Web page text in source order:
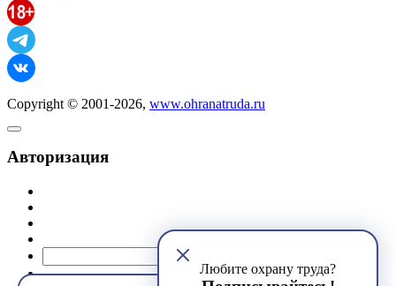
Любите охрану труда?
Copyright © 2001-2026, www.ohranatruda.ru
Авторизация